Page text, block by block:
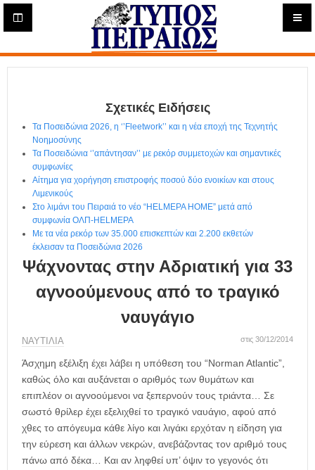
Η
ε
ρ
Σχετικές Ειδήσεις
Τα Ποσειδώνια 2026, η ‘’Fleetwork’’ και η νέα εποχή της Τεχνητής
Νοημοσύνης
Τα Ποσειδώνια ‘’απάντησαν’’ με ρεκόρ συμμετοχών και σημαντικές
συμφωνίες
Αίτημα για χορήγηση επιστροφής ποσού δύο ενοικίων και στους
Λιμενικούς
Στο λιμάνι του Πειραιά το νέο “HELMEPA HOME” μετά από
συμφωνία ΟΛΠ-HELMEPA
Με τα νέα ρεκόρ των 35.000 επισκεπτών και 2.200 εκθετών
έκλεισαν τα Ποσειδώνια 2026
Ψάχνοντας στην Αδριατική για 33
αγνοούμενους από το τραγικό
ναυγάγιο
ΝΑΥΤΙΛΙΑ στις 30/12/2014
Άσχημη εξέλιξη έχει λάβει η υπόθεση του “Norman Atlantic”,
καθώς όλο και αυξάνεται ο αριθμός των θυμάτων και
επιπλέον οι αγνοούμενοι να ξεπερνούν τους τριάντα… Σε
σωστό θρίλερ έχει εξελιχθεί το τραγικό ναυάγιο, αφού από
χθες το απόγευμα κάθε λίγο και λιγάκι ερχόταν η είδηση για
την εύρεση και άλλων νεκρών, ανεβάζοντας τον αριθμό τους
πάνω από δέκα… Και αν ληφθεί υπ’ όψιν το γεγονός ότι